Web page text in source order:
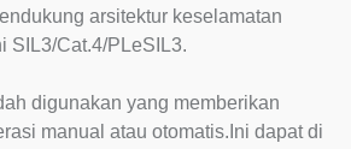
arsitektur keselamatan
SIL3/Cat.4/PLeSIL3.
digunakan yang memberikan
manual atau otomatis.Ini dapat di